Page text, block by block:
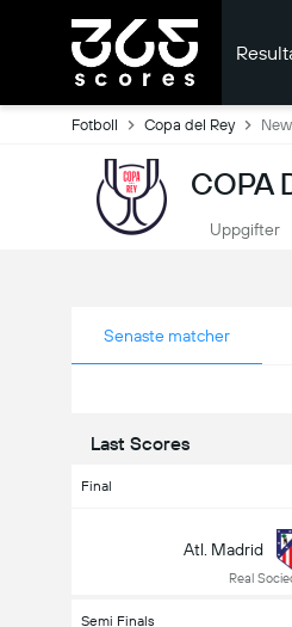
Fotboll Copa del Rey
COPA
Uppgifter
Senaste matcher
Last Scores
Final
Atl. Madrid
Real
Semi Finals